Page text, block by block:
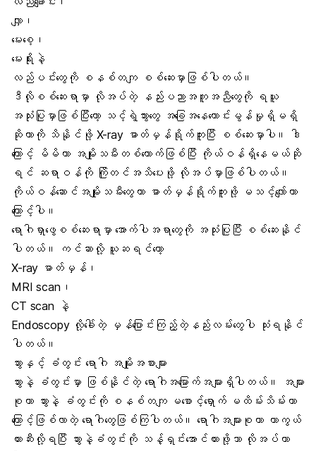
လျှာ၊
မေးစေ့၊
မေးရိုးနဲ့
လည်ပင်းတွေကို စနစ်တကျ စစ်ဆေးမှာဖြစ်ပါတယ်။
ဒီလိုစစ်ဆေးရာမှာ လိုအပ်တဲ့ နည်းပညာအကူအညီတွေကို ရယူ
အသုံးပြုမှာဖြစ်ပြီးတော့ သင့်ရဲ့သွားတွေ အခြေအနေကောင်းမွန်မှုရှိမရှိ
ဆိုတာကို သိနိုင်ဖို့ X-ray ဓာတ်မှန်ရိုက်ကူးပြီး စစ်ဆေးမှာပါ။ ဒါ
ကြောင့် မိမိဟာ အမျိုးသမီးတစ်ယောက်ဖြစ်ပြီး ကိုယ်ဝန်ရှိနေမယ်ဆို
ရင် ဆရာဝန်ကို ကြိုတင်အသိပေးဖို့ လိုအပ်မှာဖြစ်ပါတယ်။
ကိုယ်ဝန်ဆောင်အမျိုးသမီးတွေဟာ ဓာတ်မှန်ရိုက်ကူးဖို့ မသင့်လျော်တာ
ကြောင့်ပါ။
ရောဂါရှာဖွေစစ်ဆေးရာမှာ အောက်ပါအရာတွေကို အသုံးပြုပြီး စစ်ဆေးနိုင်
ပါတယ်။ ကင်ဆာလို့ ယူဆရင်တော့
X-ray ဓာတ်မှန်၊
MRI scan၊
CT scan နဲ့
Endoscopy လို့ခေါ်တဲ့ မှန်ပြောင်းကြည့်တဲ့နည်းလမ်းတွေပါ သုံးရနိုင်
ပါတယ်။
သွားနှင့် ခံတွင်း ရောဂါ အမျိုးအစားများ
သွားနဲ့ ခံတွင်းမှာ ဖြစ်နိုင်တဲ့ ရောဂါအမြောက်အများရှိပါတယ်။ အများ
စုဟာ သွားနဲ့ ခံတွင်းကို စနစ်တကျ မစောင့်ရှောက် မထိမ်းသိမ်းတာ
ကြောင့်ဖြစ်လာတဲ့ ရောဂါတွေဖြစ်ကြပါတယ်။ ရောဂါအများစုဟာ ကာကွယ်
တားဆီးလို့ရပြီး သွားနဲ့ခံတွင်းကို သန့်ရှင်းအောင်ထားဖို့သာ လိုအပ်တာ